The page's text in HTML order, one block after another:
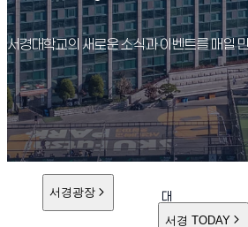
서경대학교의 새로운 소식과 이벤트를 매일
서경광장
대
학
서경 TODAY